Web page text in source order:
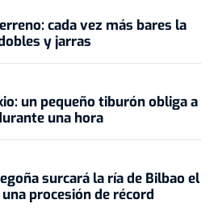
cada vez más bares la
y jarras
un pequeño tiburón obliga a
una hora
surcará la ría de Bilbao el
procesión de récord